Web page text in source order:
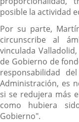
posible la actividad
Por su parte,
circunscribe al
vinculada
de Gobierno de
responsabilidad
Administración, es
si se redujera más
como hubiera
Gobierno".